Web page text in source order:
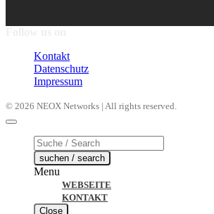
Kontakt
Datenschutz
Impressum
© 2026 NEOX Networks | All rights reserved.
Products
search
suchen / search
Menu
WEBSEITE
KONTAKT
Close